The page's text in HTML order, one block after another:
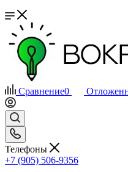
Сравнение0
Телефоны
+7 (905) 506-9356